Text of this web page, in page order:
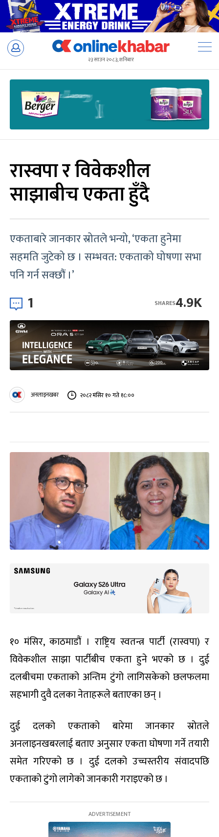
Skip
२३ साउन २०८३, शनिबार
रास्वपा र विवेकशील
साझाबीच एकता हुँदै
एकताबारे जानकार स्रोतले भन्यो, ‘एकता हुनेमा
सहमति जुटेको छ । सम्भवत: एकताको घोषणा सभा
पनि गर्न सक्छौं ।’
1 4.9K
SHARES
अनलाइनखबर २०८२ मंसिर १० गते १८:००
१० मंसिर, काठमाडौं । राष्ट्रिय स्वतन्त्र पार्टी (रास्वपा) र
विवेकशील साझा पार्टीबीच एकता हुने भएको छ । दुई
दलबीचमा एकताको अन्तिम टुंगो लागिसकेको छलफलमा
सहभागी दुवै दलका नेताहरूले बताएका छन् ।
दुई दलको एकताको बारेमा जानकार स्रोतले
अनलाइनखबरलाई बताए अनुसार एकता घोषणा गर्ने तयारी
समेत गरिएको छ । दुई दलको उच्चस्तरीय संवादपछि
एकताको टुंगो लागेको जानकारी गराइएको छ ।